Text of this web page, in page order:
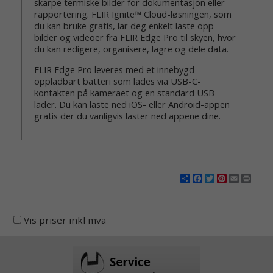
skarpe termiske bilder for dokumentasjon eller
rapportering. FLIR Ignite™ Cloud-løsningen, som
du kan bruke gratis, lar deg enkelt laste opp
bilder og videoer fra FLIR Edge Pro til skyen, hvor
du kan redigere, organisere, lagre og dele data.
FLIR Edge Pro leveres med et innebygd
oppladbart batteri som lades via USB-C-
kontakten på kameraet og en standard USB-
lader. Du kan laste ned iOS- eller Android-appen
gratis der du vanligvis laster ned appene dine.
ShareFacebook
Twitter
Pinterest
Email
Vis priser inkl mva